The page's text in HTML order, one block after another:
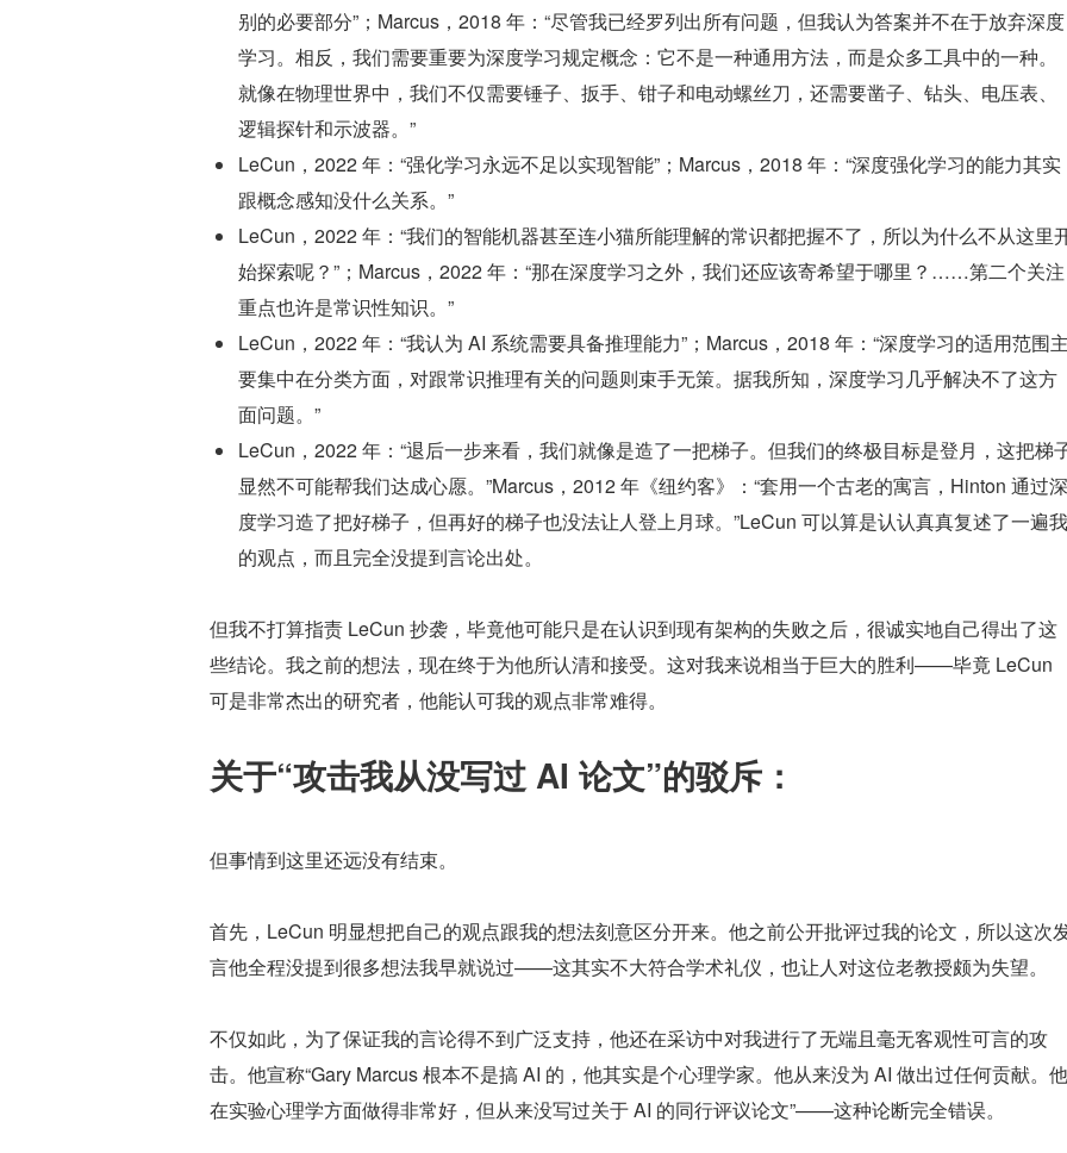
别的必要部分”；Marcus，2018 年：“尽管我已经罗列出所有问题，但我认为答案并不在于放弃深度
学习。相反，我们需要重要为深度学习规定概念：它不是一种通用方法，而是众多工具中的一种。
就像在物理世界中，我们不仅需要锤子、扳手、钳子和电动螺丝刀，还需要凿子、钻头、电压表、
逻辑探针和示波器。”
LeCun，2022 年：“强化学习永远不足以实现智能”；Marcus，2018 年：“深度强化学习的能力其实
跟概念感知没什么关系。”
LeCun，2022 年：“我们的智能机器甚至连小猫所能理解的常识都把握不了，所以为什么不从这里
始探索呢？”；Marcus，2022 年：“那在深度学习之外，我们还应该寄希望于哪里？……第二个关注
重点也许是常识性知识。”
LeCun，2022 年：“我认为 AI 系统需要具备推理能力”；Marcus，2018 年：“深度学习的适用范围主
要集中在分类方面，对跟常识推理有关的问题则束手无策。据我所知，深度学习几乎解决不了这方
面问题。”
LeCun，2022 年：“退后一步来看，我们就像是造了一把梯子。但我们的终极目标是登月，这把梯
显然不可能帮我们达成心愿。”Marcus，2012 年《纽约客》：“套用一个古老的寓言，Hinton 通过深
度学习造了把好梯子，但再好的梯子也没法让人登上月球。”LeCun 可以算是认认真真复述了一遍我
的观点，而且完全没提到言论出处。
但我不打算指责 LeCun 抄袭，毕竟他可能只是在认识到现有架构的失败之后，很诚实地自己得出了这
些结论。我之前的想法，现在终于为他所认清和接受。这对我来说相当于巨大的胜利——毕竟 LeCun
可是非常杰出的研究者，他能认可我的观点非常难得。
关于“攻击我从没写过 AI 论文”的驳斥：
但事情到这里还远没有结束。
首先，LeCun 明显想把自己的观点跟我的想法刻意区分开来。他之前公开批评过我的论文，所以这次
言他全程没提到很多想法我早就说过——这其实不大符合学术礼仪，也让人对这位老教授颇为失望。
不仅如此，为了保证我的言论得不到广泛支持，他还在采访中对我进行了无端且毫无客观性可言的攻
击。他宣称“Gary Marcus 根本不是搞 AI 的，他其实是个心理学家。他从来没为 AI 做出过任何贡献。他
在实验心理学方面做得非常好，但从来没写过关于 AI 的同行评议论文”——这种论断完全错误。